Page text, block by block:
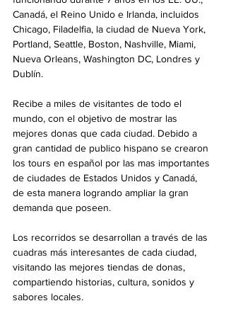
Canadá, el Reino Unido e Irlanda, incluidos
Chicago, Filadelfia, la ciudad de Nueva York,
Portland, Seattle, Boston, Nashville, Miami,
Nueva Orleans, Washington DC, Londres y
Dublín.
Recibe a miles de visitantes de todo el
mundo, con el objetivo de mostrar las
mejores donas que cada ciudad. Debido a
gran cantidad de publico hispano se crearon
los tours en español por las mas importantes
de ciudades de Estados Unidos y Canadá,
de esta manera logrando ampliar la gran
demanda que poseen.
Los recorridos se desarrollan a través de las
cuadras más interesantes de cada ciudad,
visitando las mejores tiendas de donas,
compartiendo historias, cultura, sonidos y
sabores locales.